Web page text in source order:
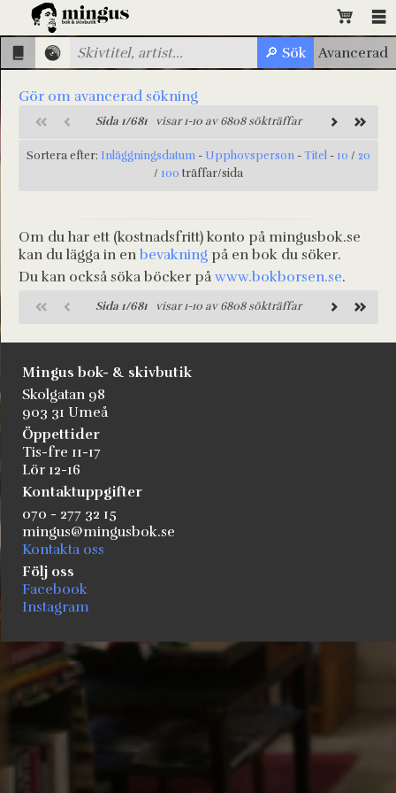
Gör om avancerad sökning
Sida 1/681 visar 1-10 av 6808 sökträffar
Sortera efter: Inläggningsdatum - Upphovsperson -Titel - 10 / 20
/ 100 träffar/sida
Om du har ett (kostnadsfritt) konto på mingusbok.se
kan du lägga in enbevakning på en bok du söker.
Du kan också söka böcker påwww.bokborsen.se.
Sida 1/681 visar 1-10 av 6808 sökträffar
Mingus bok- & skivbutik
Skolgatan 98
903 31 Umeå
Öppettider
Tis-fre 11-17
Lör 12-16
Kontaktuppgifter
070 - 277 32 15
mingus@mingusbok.se
Kontakta oss
Följ oss
Facebook
Instagram